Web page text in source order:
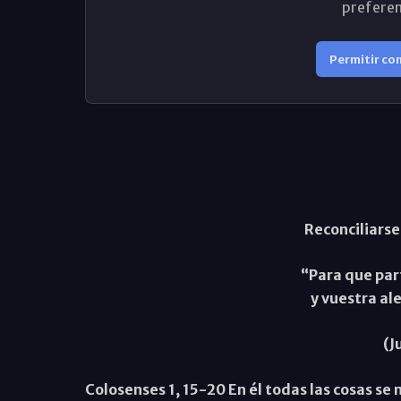
Permitir
“Para que
y vuestra
Colosenses 1, 15-20 En él todas las cosas